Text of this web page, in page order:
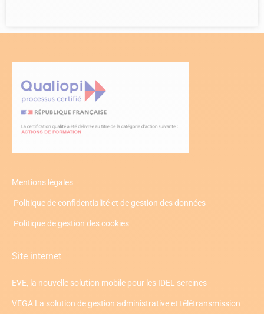
Mentions légales
Politique de confidentialité et de gestion des données
Politique de gestion des cookies
Site internet
EVE, la nouvelle solution mobile pour les IDEL sereines
VEGA La solution de gestion administrative et télétransmission